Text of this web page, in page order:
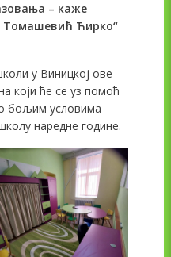
– каже
Ћирко“
у Виницкој ове
који ће се уз помоћ
бољим условима
наредне године.